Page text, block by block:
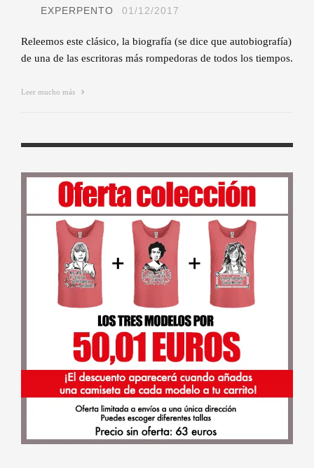
EXPERPENTO 01/12/2017
Releemos este clásico, la biografía (se dice que autobiografía)
de una de las escritoras más rompedoras de todos los tiempos.
Leer mucho más